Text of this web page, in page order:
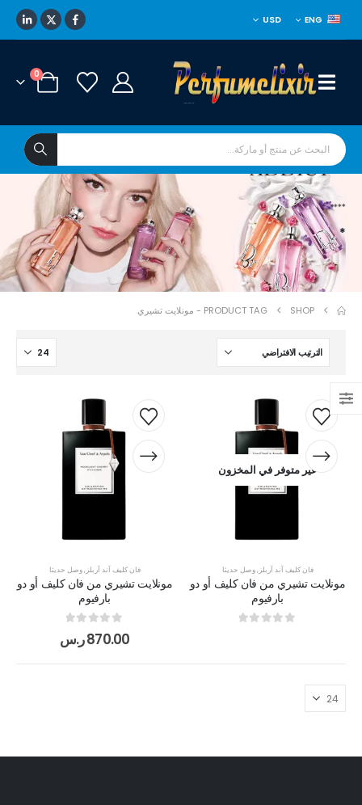
ENG
USD
0
****
*
SHOP
PRODUCT TAG - مونلايت تشيري
غير متوفر في المخزون
فان كليف آند آربلز,وصل حديثا
مونلايت تشيري من فان كليف أو دو
بارفيوم
فان كليف آند آربلز,وصل حديثا
مونلايت تشيري من فان كليف أو دو
بارفيوم
0
out of 5
870.00ر.س